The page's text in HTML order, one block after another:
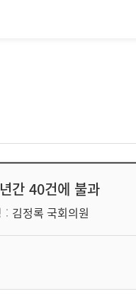
간 40건에 불과
김정록 국회의원